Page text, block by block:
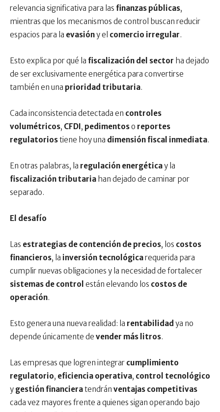
relevancia significativa para las finanzas públicas,
mientras que los mecanismos de control buscan reducir
espacios para la evasióny el comercio irregular.
Esto explica por qué la fiscalización del sector ha dejado
de ser exclusivamente energética para convertirse
también en una prioridad tributaria.
Cada inconsistencia detectada en controles
volumétricos, CFDI, pedimentoso reportes
regulatoriostiene hoy una dimensión fiscal inmediata.
En otras palabras, la regulación energéticay la
fiscalización tributaria han dejado de caminar por
separado.
El desafío
Las estrategias de contención de precios, los costos
financieros, la inversión tecnológicarequerida para
cumplir nuevas obligaciones y la necesidad de fortalecer
sistemas de control están elevando los costos de
operación.
Esto genera una nueva realidad: la rentabilidad ya no
depende únicamente de vender más litros.
Las empresas que logren integrar cumplimiento
regulatorio, eficiencia operativa, control tecnológico
y gestión financieratendrán ventajas competitivas
cada vez mayores frente a quienes sigan operando bajo